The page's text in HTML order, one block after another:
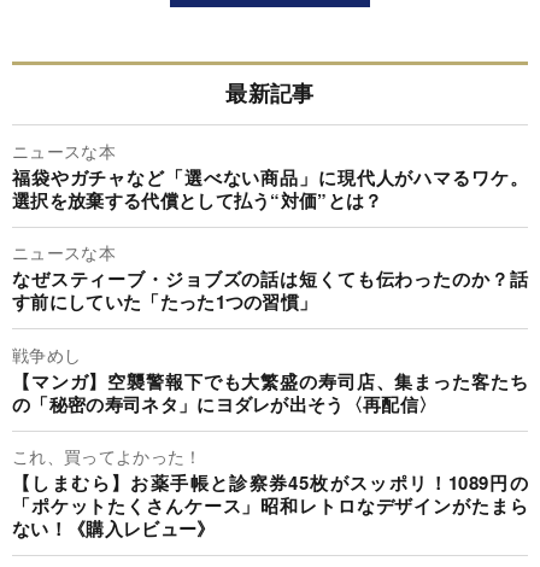
最新記事
ニュースな本
福袋やガチャなど「選べない商品」に現代人がハマるワケ。
選択を放棄する代償として払う“対価”とは？
ニュースな本
なぜスティーブ・ジョブズの話は短くても伝わったのか？話
す前にしていた「たった1つの習慣」
戦争めし
【マンガ】空襲警報下でも大繁盛の寿司店、集まった客たち
の「秘密の寿司ネタ」にヨダレが出そう〈再配信〉
これ、買ってよかった！
【しまむら】お薬手帳と診察券45枚がスッポリ！1089円の
「ポケットたくさんケース」昭和レトロなデザインがたまら
ない！《購入レビュー》